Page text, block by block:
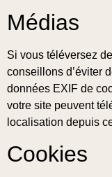
Médias
Si vous téléversez
conseillons d’éviter
données EXIF de
votre site peuvent
localisation depuis
Cookies